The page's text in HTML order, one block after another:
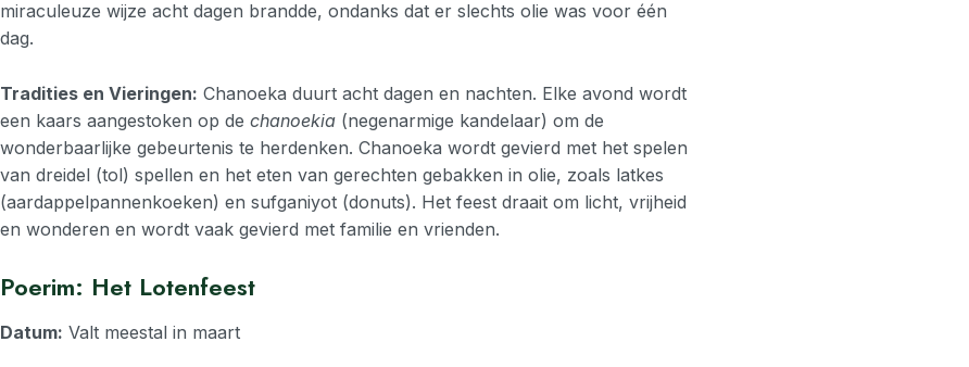
miraculeuze wijze acht dagen brandde, ondanks dat er slechts olie was voor één
dag.
Tradities en Vieringen: Chanoeka duurt acht dagen en nachten. Elke avond wordt
een kaars aangestoken op de chanoekia (negenarmige kandelaar) om de
wonderbaarlijke gebeurtenis te herdenken. Chanoeka wordt gevierd met het spelen
van dreidel (tol) spellen en het eten van gerechten gebakken in olie, zoals latkes
(aardappelpannenkoeken) en sufganiyot (donuts). Het feest draait om licht, vrijheid
en wonderen en wordt vaak gevierd met familie en vrienden.
Poerim: Het Lotenfeest
Datum: Valt meestal in maart